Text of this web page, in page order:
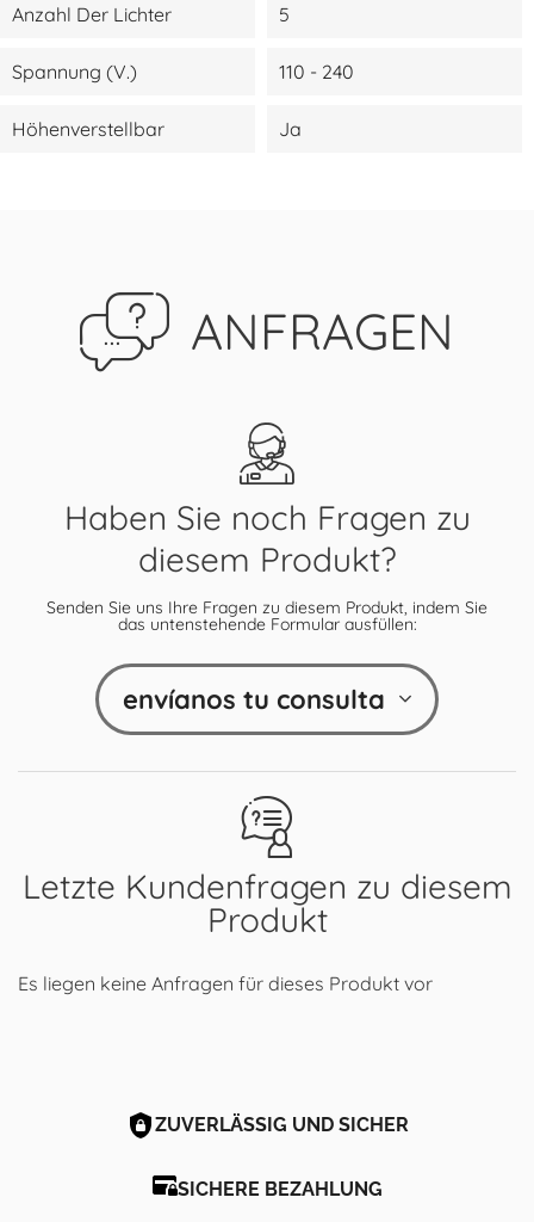
Anzahl Der Lichter 5
Spannung (V.) 110 - 240
Höhenverstellbar Ja
ANFRAGEN
Letzte Kundenfragen zu diesem
Produkt
Es liegen keine Anfragen für dieses Produkt vor
Haben Sie noch Fragen zu
diesem Produkt?
Senden Sie uns Ihre Fragen zu diesem Produkt, indem Sie
das untenstehende Formular ausfüllen:
envíanos tu consulta
ZUVERLÄSSIG UND SICHER
SICHERE BEZAHLUNG